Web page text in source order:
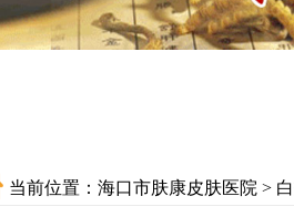
当前位置： 海口市肤康皮肤医院 >